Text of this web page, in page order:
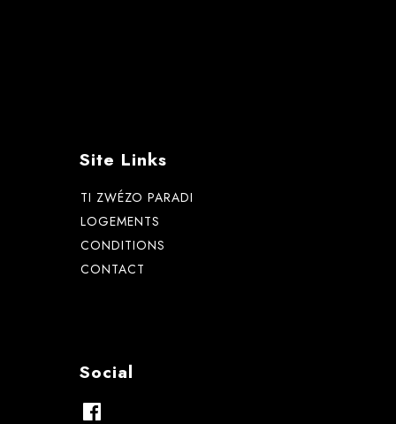
Site Links
TI ZWÉZO PARADI
LOGEMENTS
CONDITIONS
CONTACT
Social